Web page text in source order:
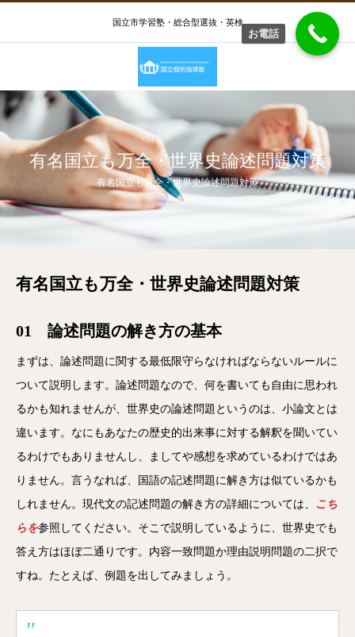
国立市学習塾・総合型選抜・英検
有名国立も万全・世界史論述問題対策
有名国立も万全・世界史論述問題対策
有名国立も万全・世界史論述問題対策
01 論述問題の解き方の基本
まずは、論述問題に関する最低限守らなければならないルールに
ついて説明します。論述問題なので、何を書いても自由に思われ
るかも知れませんが、世界史の論述問題というのは、小論文とは
違います。なにもあなたの歴史的出来事に対する解釈を聞いてい
るわけでもありませんし、ましてや感想を求めているわけではあ
りません。言うなれば、国語の記述問題に解き方は似ているかも
しれません。現代文の記述問題の解き方の詳細については、
こち
ら を参照してください。そこで説明しているように、世界史でも
答え方はほぼ二通りです。内容一致問題か理由説明問題の二択で
すね。たとえば、例題を出してみましょう。
お電話